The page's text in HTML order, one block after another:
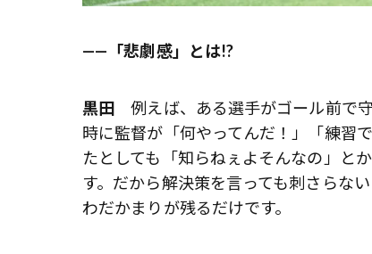
——「悲劇感」とは!?
黒田 例えば、ある選手がゴール前で
時に監督が「何やってんだ！」「練習
たとしても「知らねぇよそんなの」と
す。だから解決策を言っても刺さらな
わだかまりが残るだけです。